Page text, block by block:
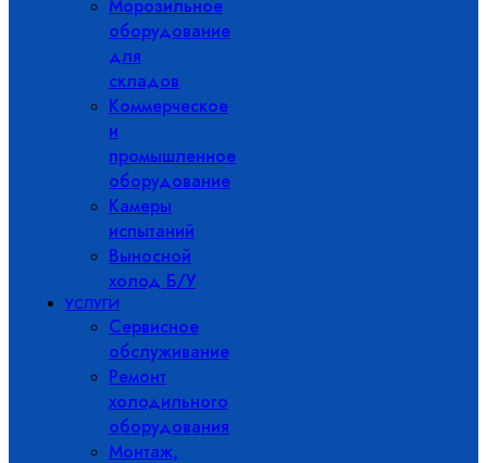
Морозильное
оборудование
для
складов
Коммерческое
и
промышленное
оборудование
Камеры
испытаний
Выносной
холод Б/У
УСЛУГИ
Сервисное
обслуживание
Ремонт
холодильного
оборудования
Монтаж,